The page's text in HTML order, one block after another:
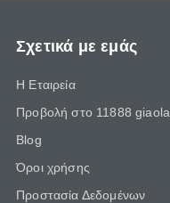
Σχετικά με εμάς
Η Εταιρεία
Προβολή στο 11888 giaola
Blog
Όροι χρήσης
Προστασία Δεδομένων